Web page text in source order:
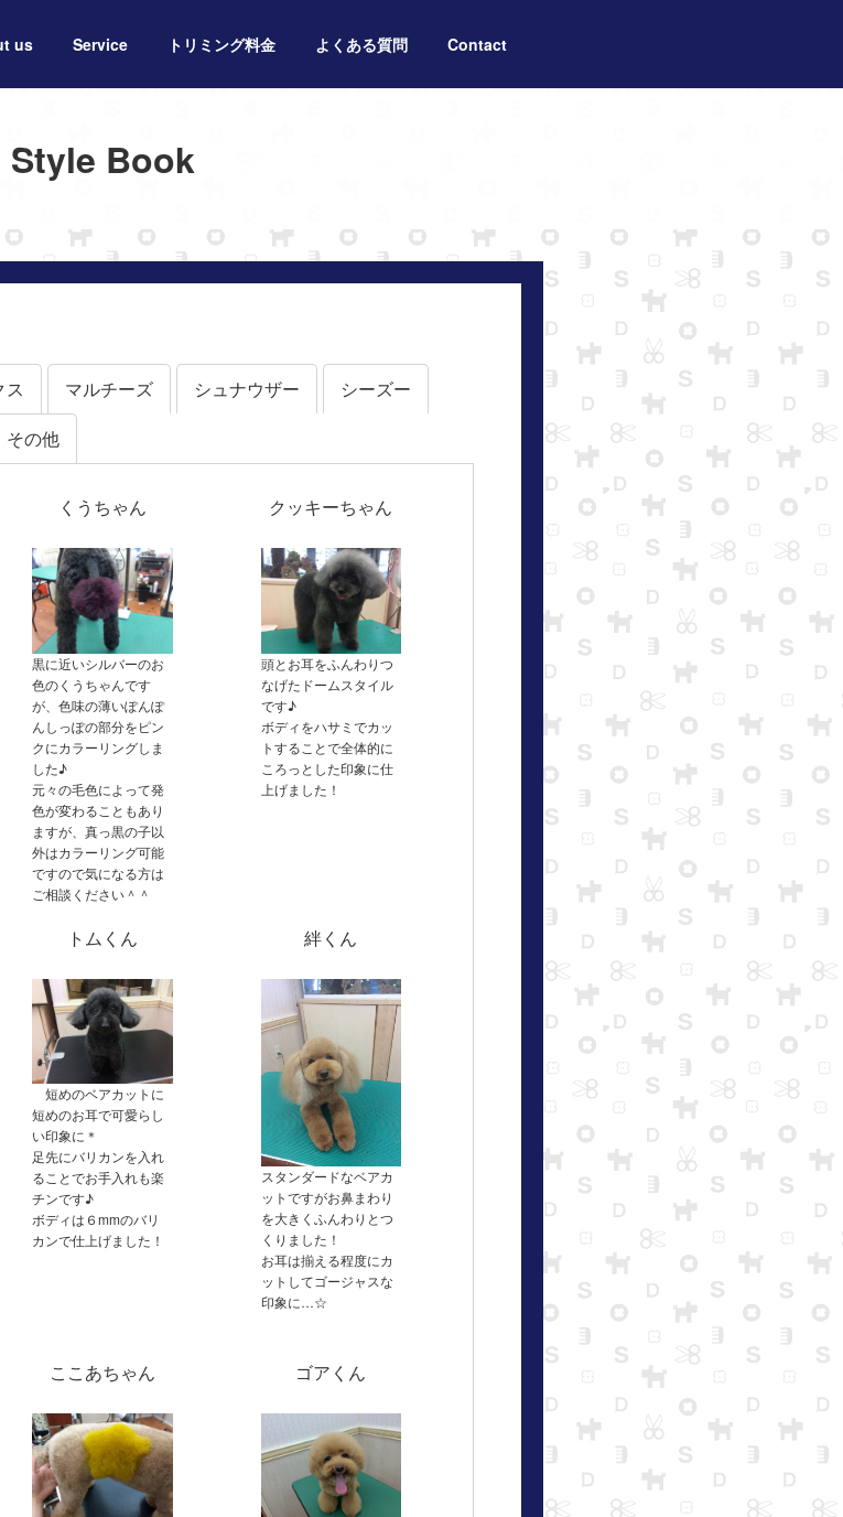
us Service トリミング料金 よくある質問 Contact
Style Book
ス マルチーズ シュナウザー
シーズー
その他
くうちゃん
黒に近いシルバーのお
色のくうちゃんです
が、色味の薄いぽんぽ
んしっぽの部分をピン
クにカラーリングしま
した♪
元々の毛色によって発
色が変わることもあり
ますが、真っ黒の子以
外はカラーリング可能
ですので気になる方は
ご相談ください＾＾
クッキーちゃん
頭とお耳をふんわりつ
なげたドームスタイル
です♪
ボディをハサミでカッ
トすることで全体的に
ころっとした印象に仕
上げました！
トムくん
短めのベアカットに
短めのお耳で可愛らし
い印象に＊
足先にバリカンを入れ
ることでお手入れも楽
チンです♪
ボディは６mmのバリ
カンで仕上げました！
絆くん
スタンダードなベアカ
ットですがお鼻まわり
を大きくふんわりとつ
くりました！
お耳は揃える程度にカ
ットしてゴージャスな
印象に…☆
ここあちゃん ゴアくん